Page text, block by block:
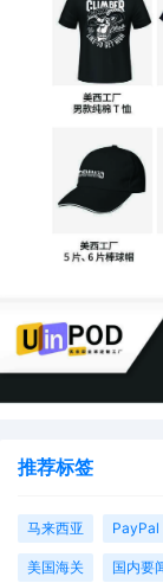
用了「亚马逊卖
“收款终于
推荐标签
马来西亚 PayPal
美国海关 国内要